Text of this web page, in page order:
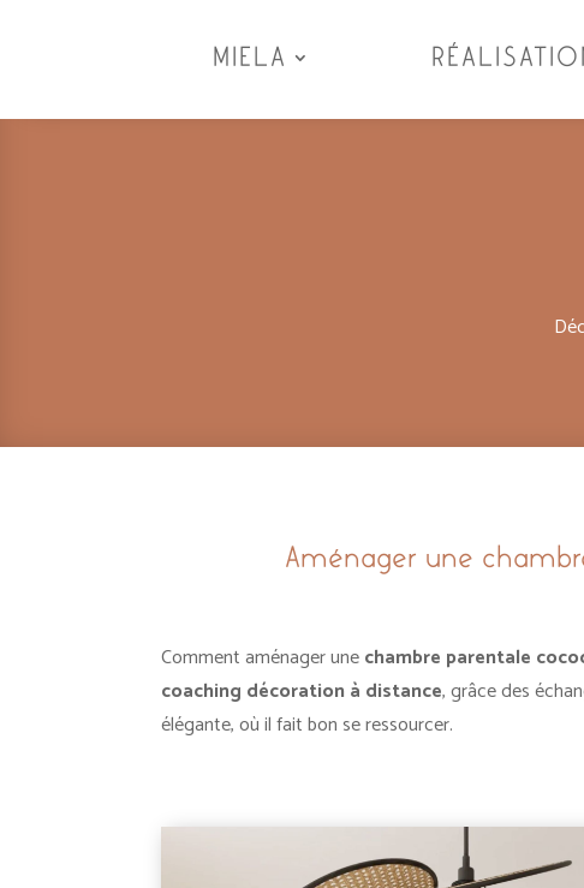
MIELA
Aménager une
Comment aménager unechambre parentale
coaching décoration à distance, grâce des
élégante, où il fait bon se ressourcer.